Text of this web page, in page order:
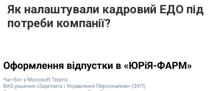
Як налаштували кадровий ЕДО під
потреби компанії?